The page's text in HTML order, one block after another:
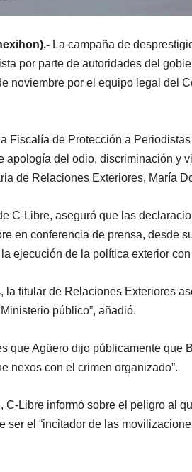
La campaña de
por parte de autoridades del
noviembre por el equipo legal del
Fiscalía de Protección a
apología del odio, discriminación y
de Relaciones Exteriores, María
C-Libre, aseguró que las
en conferencia de prensa, desde
ejecución de la política exterior
la titular de Relaciones Exteriores
público”, añadió.
que Agüero dijo públicamente que
nexos con el crimen organizado”.
C-Libre informó sobre el peligro al
ser el “incitador de las